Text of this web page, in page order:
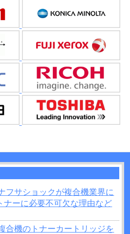
フサショックが複合機業界に
ナーに必要不可欠な理由など
合機のトナーカートリッジを